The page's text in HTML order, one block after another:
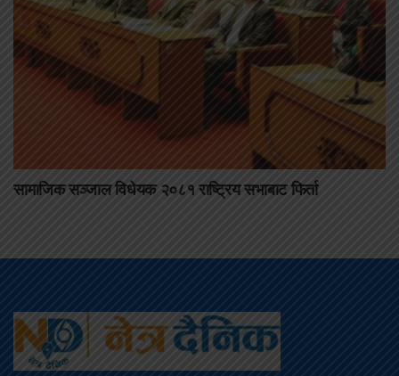
सामाजिक सञ्जाल विधेयक २०८१ राष्ट्रिय सभाबाट फिर्ता